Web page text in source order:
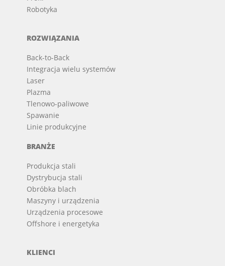
Robotyka
ROZWIĄZANIA
Back-to-Back
Integracja wielu systemów
Laser
Plazma
Tlenowo-paliwowe
Spawanie
Linie produkcyjne
BRANŻE
Produkcja stali
Dystrybucja stali
Obróbka blach
Maszyny i urządzenia
Urządzenia procesowe
Offshore i energetyka
KLIENCI